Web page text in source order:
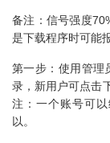
备注：信号强度
是下载程序时可能
第一步：使用管理
录，新用户可点击
注：一个账号可
以。